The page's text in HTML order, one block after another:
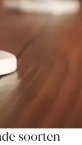
soorten